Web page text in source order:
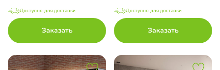
Доступно для доставки
Заказать
Доступно для доставки
Заказать